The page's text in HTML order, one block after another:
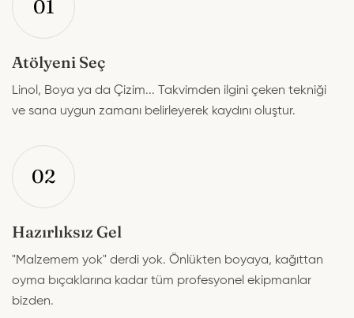
01
Atölyeni Seç
Linol, Boya ya da Çizim... Takvimden ilgini çeken tekniği
ve sana uygun zamanı belirleyerek kaydını oluştur.
02
Hazırlıksız Gel
"Malzemem yok" derdi yok. Önlükten boyaya, kağıttan
oyma bıçaklarına kadar tüm profesyonel ekipmanlar
bizden.